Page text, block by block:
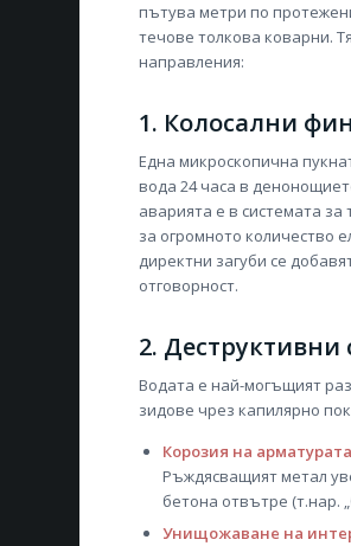
пътува метри по
течове толкова коварни.
направления:
1. Колосални
Една микроскопична
вода 24 часа в
аварията е в системата
за огромното количество
директни загуби се
отговорност.
2. Деструктивни
Водата е най-могъщият
зидове чрез капилярно
Корозия на
Ръждясващият метал
бетона отвътре (т.нар.
Унищожаване на